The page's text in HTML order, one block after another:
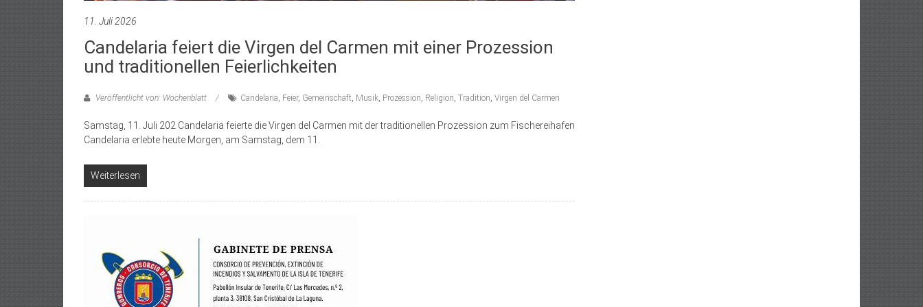
11. Juli 2026
Candelaria feiert die Virgen del Carmen mit einer Prozession
und traditionellen Feierlichkeiten
Veröffentlicht von: Wochenblatt Candelaria, Feier, Gemeinschaft, Musik, Prozession, Religion, Tradition, Virgen del Carmen
Samstag, 11. Juli 202 Candelaria feierte die Virgen del Carmen mit der traditionellen Prozession zum Fischereihafen
Candelaria erlebte heute Morgen, am Samstag, dem 11.
Weiterlesen